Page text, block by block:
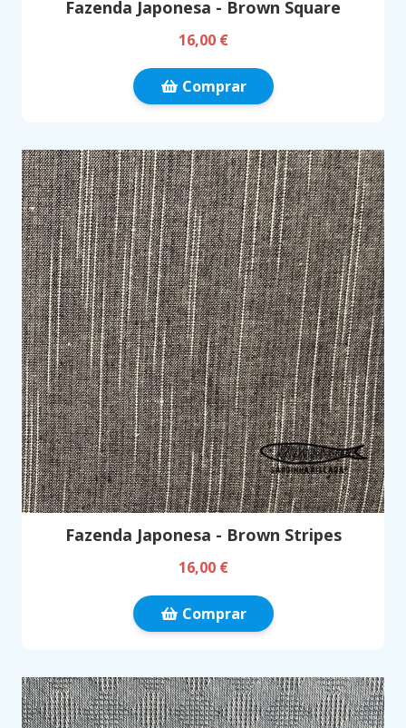
Fazenda Japonesa - Brown Square
16,00 €
Comprar
Fazenda Japonesa - Brown Stripes
16,00 €
Comprar